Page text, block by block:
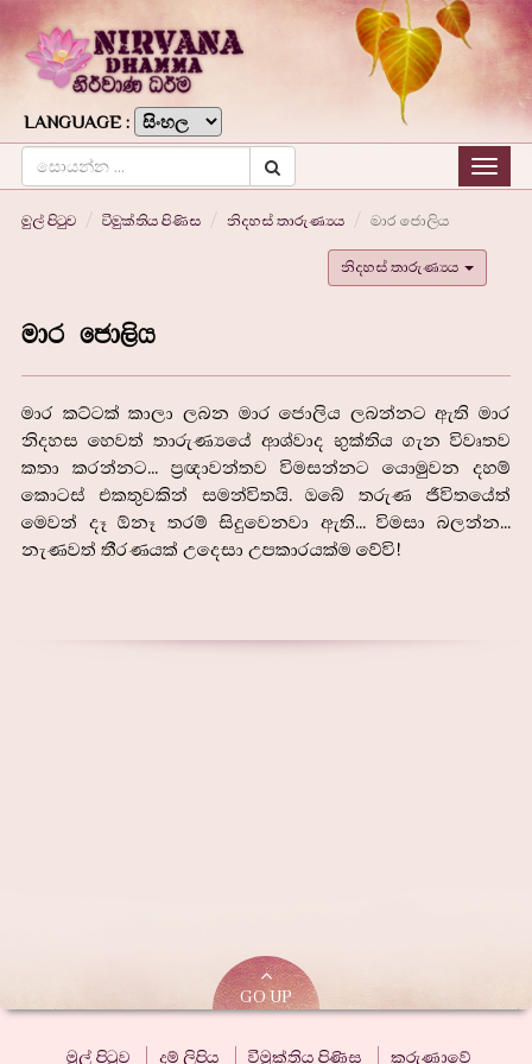
LANGUAGE :
මුල් පිටුව විමුක්තිය පිණිස නිදහස් තාරුණ්‍යය මාර ජොලිය
නිදහස් තාරුණ්‍යය
මාර ජොලිය
මාර කට්ටක් කාලා ලබන මාර ජොලිය ලබන්නට ඇති මාර
නිදහස හෙවත් තාරුණ්‍යයේ ආශ්වාද භුක්තිය ගැන විවෘතව
කතා කරන්නට... ප්‍රඥාවන්තව විමසන්නට යොමුවන දහම්
කොටස් එකතුවකින් සමන්විතයි. ඔබේ තරුණ ජීවිතයේත්
මෙවන් දෑ ඕනෑ තරම් සිදුවෙනවා ඇති... විමසා බලන්න...
නැණවත් තීරණයක් උදෙසා උපකාරයක්ම වේවි!
GO UP
මුල් පිටුව දම් ලිපිය විමුක්තිය පිණිස කරුණාවේ